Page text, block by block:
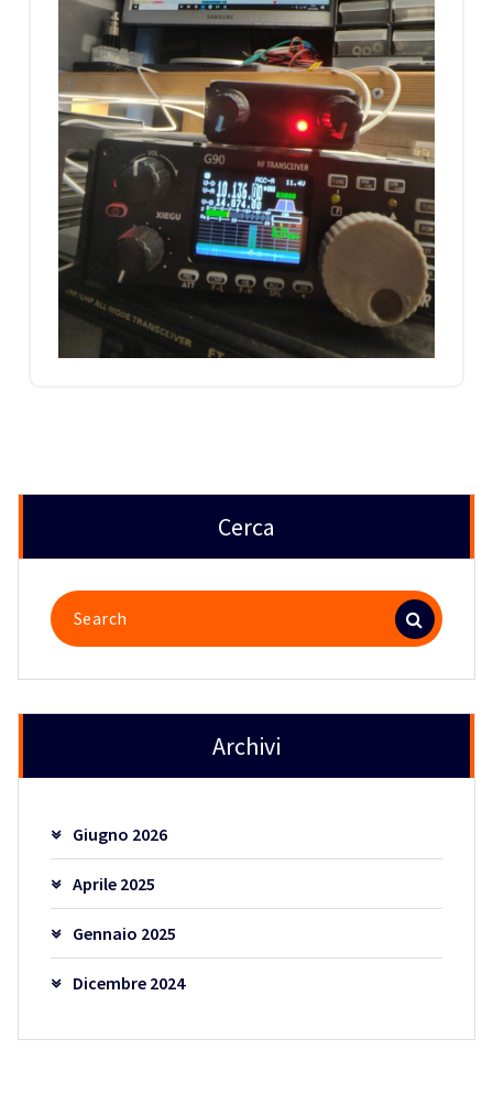
Cerca
Search
for:
Archivi
Giugno 2026
Aprile 2025
Gennaio 2025
Dicembre 2024